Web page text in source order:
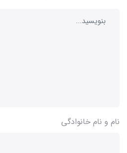
نام و نام خانوادگی